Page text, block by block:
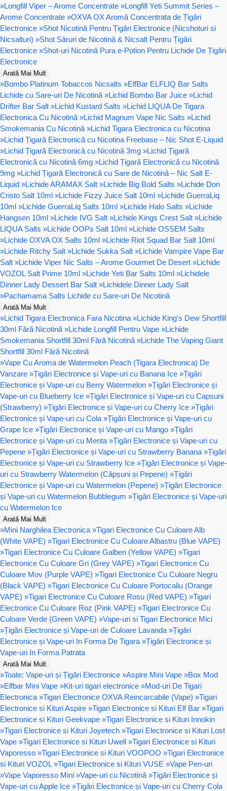
»Longfill Viper – Arome Concentrate »Longfill Yeti Summit Series –
Arome Concentrate »OXVA OX Aromă Concentrata de Țigări
Electronice »Shot Nicotină Pentru Țigări Electronice (Nicshoturi si
Nicsalturi) »Shot Săruri de Nicotină & Nicsalt Pentru Țigări
Electronice »Shot-uri Nicotină Pura e-Potion Pentru Lichide De Țigări
Electronice
Arată Mai Mult
»Bombo Platinum Tobaccos Nicsalts »ElfBar ELFLIQ Bar Salts
Lichide cu Sare-uri De Nicotină »Lichid Bombo Bar Juice »Lichid
Drifter Bar Salt »Lichid Kustard Salts »Lichid LIQUA De Tigara
Electronica Cu Nicotină »Lichid Magnum Vape Nic Salts »Lichid
Smokemania Cu Nicotină »Lichid Tigara Electronica cu Nicotina
»Lichid Țigară Electronică cu Nicotina Freebase – Nic Shot E-Liquid
»Lichid Țigară Electronică cu Nicotină 3mg »Lichid Țigară
Electronică cu Nicotină 6mg »Lichid Țigară Electronică cu Nicotină
9mg »Lichid Țigară Electronică cu Sare de Nicotină – Nic Salt E-
Liquid »Lichide ARAMAX Salt »Lichide Big Bold Salts »Lichide Don
Cristo Salt 10ml »Lichide Fizzy Juice Salt 10ml »Lichide GuerraLiq
10ml »Lichide GuerraLiq Salts 10ml »Lichide Halo Salts »Lichide
Hangsen 10ml »Lichide IVG Salt »Lichide Kings Crest Salt »Lichide
LIQUA Salts »Lichide OOPs Salt 10ml »Lichide OSSEM Salts
»Lichide OXVA OX Salts 10ml »Lichide Riot Squad Bar Salt 10ml
»Lichide Ritchy Salt »Lichide Sukka Salt »Lichide Vampire Vape Bar
Salt »Lichide Viper Nic Salts – Arome Gourmet De Desert »Lichide
VOZOL Salt Prime 10ml »Lichide Yeti Bar Salts 10ml »Lichidele
Dinner Lady Dessert Bar Salt »Lichidele Dinner Lady Salt
»Pachamama Salts Lichide cu Sare-uri De Nicotină
Arată Mai Mult
»Lichid Tigara Electronica Fara Nicotina »Lichide King's Dew Shortfill
30ml Fără Nicotină »Lichide Longfill Pentru Vape »Lichide
Smokemania Shortfill 30ml Fără Nicotină »Lichide The Vaping Giant
Shortfill 30ml Fără Nicotină
»Vape Cu Aroma de Watermelon Peach (Tigara Electronica) De
Vanzare »Țigări Electronice și Vape-uri cu Banana Ice »Țigări
Electronice și Vape-uri cu Berry Watermelon »Țigări Electronice și
Vape-uri cu Blueberry Ice »Țigări Electronice și Vape-uri cu Capsuni
(Strawberry) »Țigări Electronice și Vape-uri cu Cherry Ice »Țigări
Electronice și Vape-uri cu Cola »Țigări Electronice și Vape-uri cu
Grape Ice »Țigări Electronice și Vape-uri cu Mango »Țigări
Electronice și Vape-uri cu Menta »Țigări Electronice și Vape-uri cu
Pepene »Țigări Electronice și Vape-uri cu Strawberry Banana »Țigări
Electronice și Vape-uri cu Strawberry Ice »Țigări Electronice și Vape-
uri cu Strawberry Watermelon (Căpșuni și Pepene) »Țigări
Electronice și Vape-uri cu Watermelon (Pepene) »Țigări Electronice
și Vape-uri cu Watermelon Bubblegum »Țigări Electronice și Vape-uri
cu Watermelon Ice
Arată Mai Mult
»Mini Narghilea Electronica »Tigari Electronice Cu Culoare Alb
(White VAPE) »Tigari Electronice Cu Culoare Albastru (Blue VAPE)
»Tigari Electronice Cu Culoare Galben (Yellow VAPE) »Tigari
Electronice Cu Culoare Gri (Grey VAPE) »Tigari Electronice Cu
Culoare Mov (Purple VAPE) »Tigari Electronice Cu Culoare Negru
(Black VAPE) »Tigari Electronice Cu Culoare Portocaliu (Orange
VAPE) »Tigari Electronice Cu Culoare Rosu (Red VAPE) »Tigari
Electronice Cu Culoare Roz (Pink VAPE) »Tigari Electronice Cu
Culoare Verde (Green VAPE) »Vape-uri si Tigari Electronice Mici
»Țigări Electronice și Vape-uri de Culoare Lavanda »Țigări
Electronice și Vape-uri In Forma De Tigara »Țigări Electronice și
Vape-uri In Forma Patrata
Arată Mai Mult
»Toate: Vape-uri și Țigări Electronice »Aspire Mini Vape »Box Mod
»Elfbar Mini Vape »Kit-uri tigari electronice »Mod-uri De Tigari
Electronica »Tigari Electronice OXVA Reincarcabile (Vape) »Tigari
Electronice si Kituri Aspire »Tigari Electronice si Kituri Elf Bar »Tigari
Electronice si Kituri Geekvape »Tigari Electronice si Kituri Innokin
»Tigari Electronice si Kituri Joyetech »Tigari Electronice si Kituri Lost
Vape »Tigari Electronice si Kituri Uwell »Tigari Electronice si Kituri
Vaporesso »Tigari Electronice si Kituri VOOPOO »Tigari Electronice
si Kituri VOZOL »Tigari Electronice si Kituri VUSE »Vape Pen-uri
»Vape Vaporesso Mini »Vape-uri cu Nicotină »Țigări Electronice și
Vape-uri cu Apple Ice »Țigări Electronice și Vape-uri cu Cherry Cola